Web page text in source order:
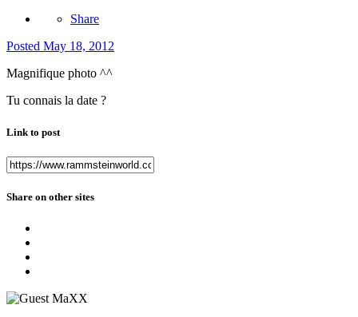
Share
Posted May 18, 2012
Magnifique photo ^^
Tu connais la date ?
Link to post
Share on other sites